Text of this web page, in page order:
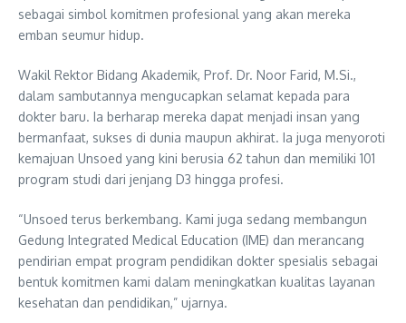
sebagai simbol komitmen profesional yang akan mereka
emban seumur hidup.
Wakil Rektor Bidang Akademik, Prof. Dr. Noor Farid, M.Si.,
dalam sambutannya mengucapkan selamat kepada para
dokter baru. Ia berharap mereka dapat menjadi insan yang
bermanfaat, sukses di dunia maupun akhirat. Ia juga menyoroti
kemajuan Unsoed yang kini berusia 62 tahun dan memiliki 101
program studi dari jenjang D3 hingga profesi.
“Unsoed terus berkembang. Kami juga sedang membangun
Gedung Integrated Medical Education (IME) dan merancang
pendirian empat program pendidikan dokter spesialis sebagai
bentuk komitmen kami dalam meningkatkan kualitas layanan
kesehatan dan pendidikan,” ujarnya.